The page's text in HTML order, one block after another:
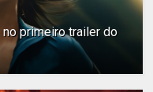
no primeiro trailer do